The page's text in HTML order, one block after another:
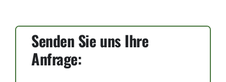
Senden Sie uns Ihre
Anfrage: